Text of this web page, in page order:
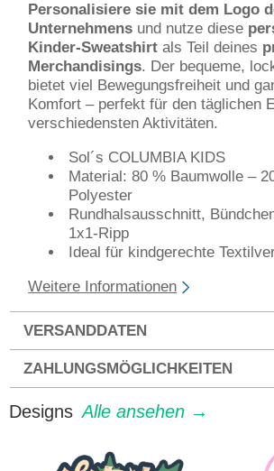
Personalisiere sie mit dem Logo
Unternehmens und nutze diese
Kinder-Sweatshirt als Teil deines
Merchandisings. Der bequeme,
bietet viel Bewegungsfreiheit und
Komfort – perfekt für den täglichen
verschiedensten Aktivitäten.
Sol´s COLUMBIA KIDS
Material: 80 % Baumwolle –
Polyester
Rundhalsausschnitt,
1x1-Ripp
Ideal für kindgerechte
Weitere Informationen
VERSANDDATEN
ZAHLUNGSMÖGLICHKEITEN
Designs Alle ansehen →